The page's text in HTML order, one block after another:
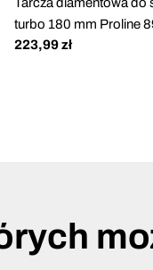
turbo 180 mm Proline
Cena
223,99 zł